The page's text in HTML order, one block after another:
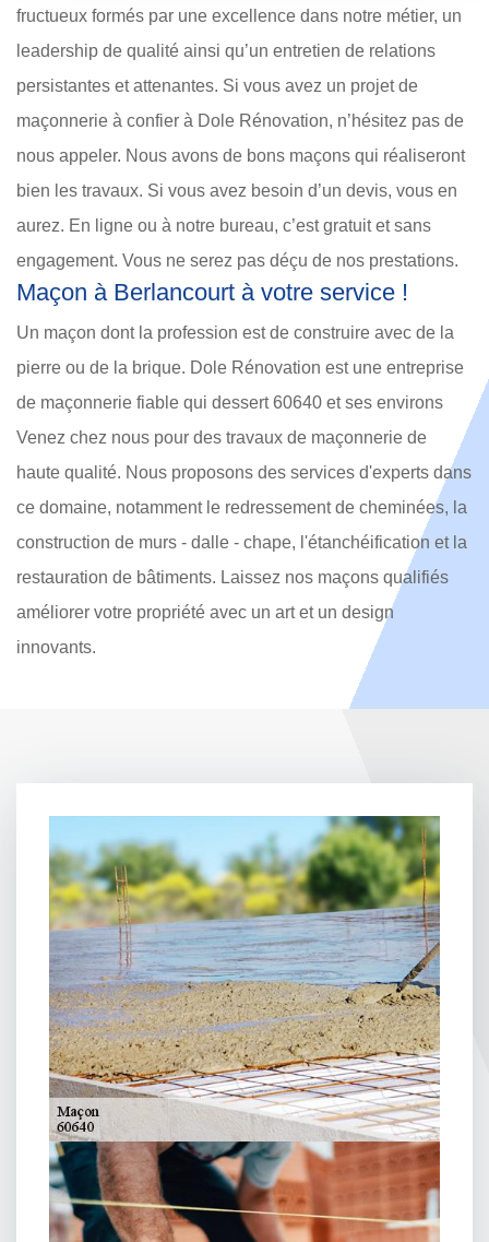
fructueux formés par une excellence dans notre métier, un
leadership de qualité ainsi qu’un entretien de relations
persistantes et attenantes. Si vous avez un projet de
maçonnerie à confier à Dole Rénovation, n’hésitez pas de
nous appeler. Nous avons de bons maçons qui réaliseront
bien les travaux. Si vous avez besoin d’un devis, vous en
aurez. En ligne ou à notre bureau, c’est gratuit et sans
engagement. Vous ne serez pas déçu de nos prestations.
Maçon à Berlancourt à votre service !
Un maçon dont la profession est de construire avec de la
pierre ou de la brique. Dole Rénovation est une entreprise
de maçonnerie fiable qui dessert 60640 et ses environs
Venez chez nous pour des travaux de maçonnerie de
haute qualité. Nous proposons des services d'experts dans
ce domaine, notamment le redressement de cheminées, la
construction de murs - dalle - chape, l'étanchéification et la
restauration de bâtiments. Laissez nos maçons qualifiés
améliorer votre propriété avec un art et un design
innovants.